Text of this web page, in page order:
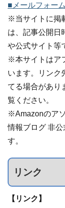
■メールフォーム
※当サイトに掲
は、記事公開日
や公式サイト等
※本サイトはア
います。リンク
てる場合があり
覧ください。
※Amazonのア
情報ブログ 非
す。
リンク
【リンク】